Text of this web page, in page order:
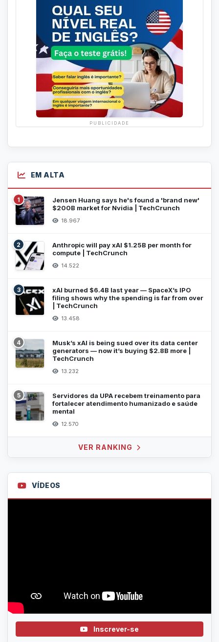
PUBLICIDADE
EM ALTA
1
Jensen Huang says he's found a 'brand new'
$200B market for Nvidia | TechCrunch
18.967
2
Anthropic will pay xAI $1.25B per month for
compute | TechCrunch
14.522
3
xAI burned $6.4B last year — SpaceX’s IPO
filing shows why the spending is far from over
| TechCrunch
13.458
4
Musk’s xAI is being sued over its data center
generators — now it’s buying $2.8B more |
TechCrunch
13.232
5
Servidores da UPA recebem treinamento para
fortalecer atendimento humanizado e saúde
mental
12.570
VER RANKING
VÍDEOS
Inscrever-se